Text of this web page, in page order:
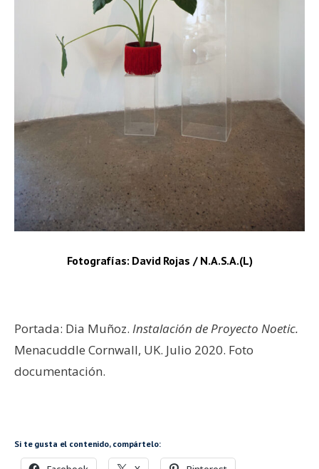
Fotografías: David Rojas / N.A.S.A.(L)
Portada: Dia Muñoz. Instalación de Proyecto Noetic.
Menacuddle Cornwall, UK. Julio 2020. Foto
documentación.
Si te gusta el contenido, compártelo: